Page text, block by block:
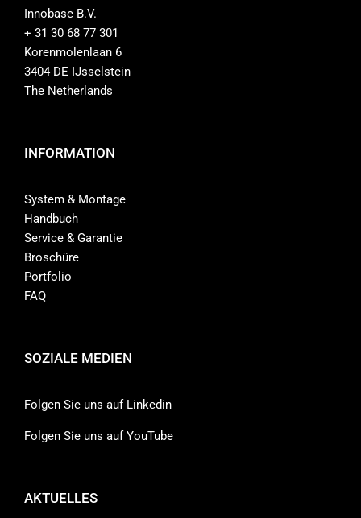
Innobase B.V.
+ 31 30 68 77 301
Korenmolenlaan 6
3404 DE IJsselstein
The Netherlands
INFORMATION
System & Montage
Handbuch
Service & Garantie
Broschüre
Portfolio
FAQ
SOZIALE MEDIEN
Folgen Sie uns auf Linkedin
Folgen Sie uns auf YouTube
AKTUELLES